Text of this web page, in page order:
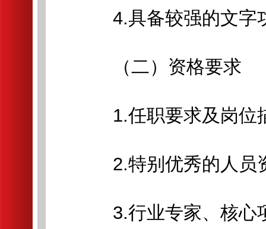
4.具备较强的文字
（二）资格要求
1.任职要求及岗位
2.特别优秀的人员
3.行业专家、核心